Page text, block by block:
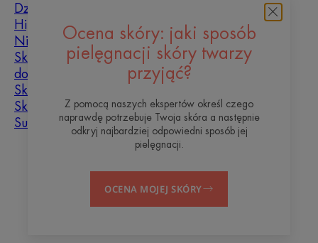
Ocena skóry: jaki sposób
pielęgnacji skóry twarzy
przyjąć?
Z pomocą naszych ekspertów określ czego
naprawdę potrzebuje Twoja skóra a następnie
odkryj najbardziej odpowiedni sposób jej
pielęgnacji.
OCENA MOJEJ SKÓRY
Dziecko
Hiperkeratoza
Niedoskonałości skóry
Skóra tłusta, skłonna
do niedoskonałości
Skóra mieszana
Skóra sucha
Suchość i odwodnienie
KontaktCzęsto zadawane pytania